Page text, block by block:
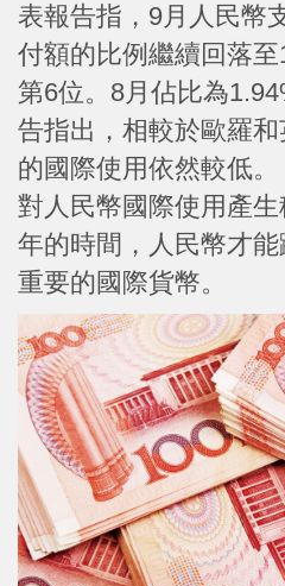
表報告指，9月人民幣
付額的比例繼續回落
第6位。8月佔比為
告指出，相較於歐羅
的國際使用依然較低
對人民幣國際使用產
年的時間，人民幣才
重要的國際貨幣。